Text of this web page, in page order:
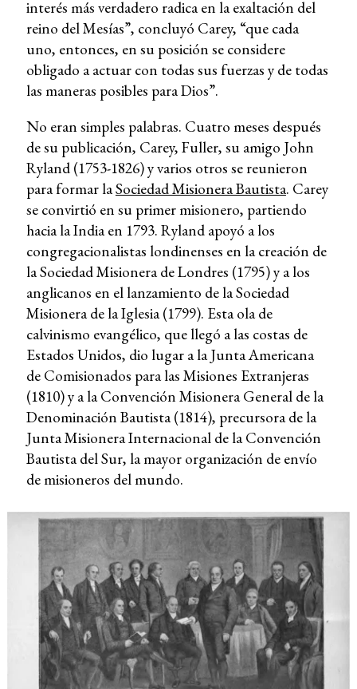
interés más verdadero radica en la exaltación del
reino del Mesías”, concluyó Carey, “que cada
uno, entonces, en su posición se considere
obligado a actuar con todas sus fuerzas y de todas
las maneras posibles para Dios”.
No eran simples palabras. Cuatro meses después
de su publicación, Carey, Fuller, su amigo John
Ryland (1753-1826) y varios otros se reunieron
para formar laSociedad Misionera Bautista. Carey
se convirtió en su primer misionero, partiendo
hacia la India en 1793. Ryland apoyó a los
congregacionalistas londinenses en la creación de
la Sociedad Misionera de Londres (1795) y a los
anglicanos en el lanzamiento de la Sociedad
Misionera de la Iglesia (1799). Esta ola de
calvinismo evangélico, que llegó a las costas de
Estados Unidos, dio lugar a la Junta Americana
de Comisionados para las Misiones Extranjeras
(1810) y a la Convención Misionera General de la
Denominación Bautista (1814), precursora de la
Junta Misionera Internacional de la Convención
Bautista del Sur, la mayor organización de envío
de misioneros del mundo.